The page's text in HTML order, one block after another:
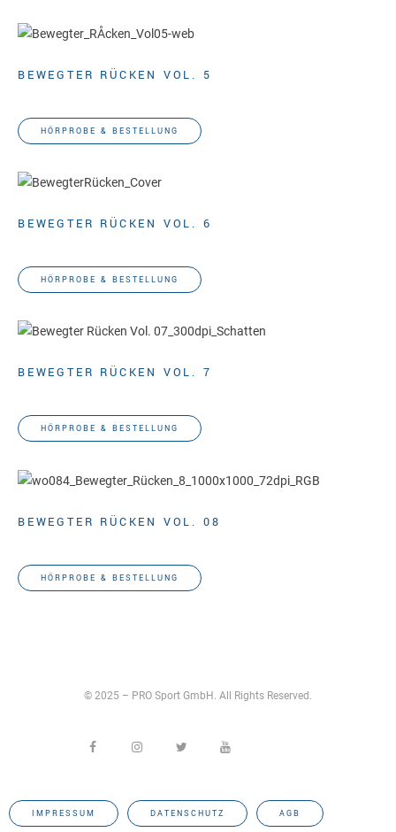
BEWEGTER RÜCKEN VOL. 5
HÖRPROBE & BESTELLUNG
BEWEGTER RÜCKEN VOL. 6
HÖRPROBE & BESTELLUNG
BEWEGTER RÜCKEN VOL. 7
HÖRPROBE & BESTELLUNG
BEWEGTER RÜCKEN VOL. 08
HÖRPROBE & BESTELLUNG
© 2025 – PRO Sport GmbH. All Rights Reserved.
IMPRESSUM DATENSCHUTZ AGB